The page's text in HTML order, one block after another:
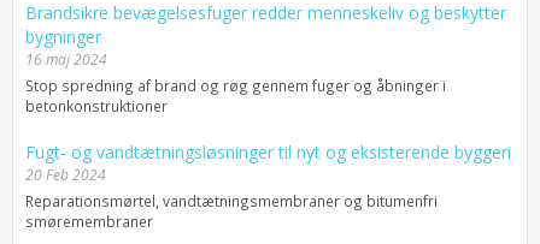
Brandsikre bevægelsesfuger redder menneskeliv og beskytter
bygninger
16 maj 2024
Stop spredning af brand og røg gennem fuger og åbninger i
betonkonstruktioner
Fugt- og vandtætningsløsninger til nyt og eksisterende byggeri
20 Feb 2024
Reparationsmørtel, vandtætningsmembraner og bitumenfri
smøremembraner